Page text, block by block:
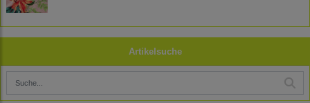
Artikelsuche